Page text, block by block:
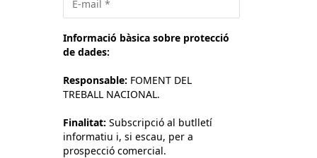
Informació bàsica sobre protecció
de dades:
Responsable: FOMENT DEL
TREBALL NACIONAL.
Finalitat: Subscripció al butlletí
informatiu i, si escau, per a
prospecció comercial.